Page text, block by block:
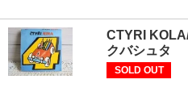
CTYRI
クバシュタ
SOLD OUT